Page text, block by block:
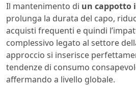
Il mantenimento di un cappotto
prolunga la durata del capo,
acquisti frequenti e quindi
complessivo legato al settore
approccio si inserisce
tendenze di consumo
affermando a livello globale.